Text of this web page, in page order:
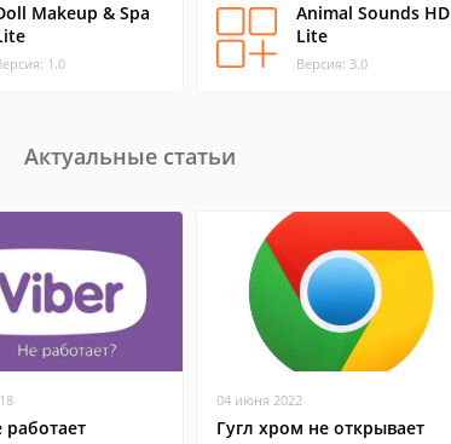
Makeup & Spa
1.0
Animal Sounds HD
Lite
Версия: 3.0
Актуальные статьи
работает
04 июня 2022
Гугл хром не открывает